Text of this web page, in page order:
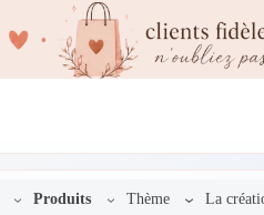
Produits Thème La